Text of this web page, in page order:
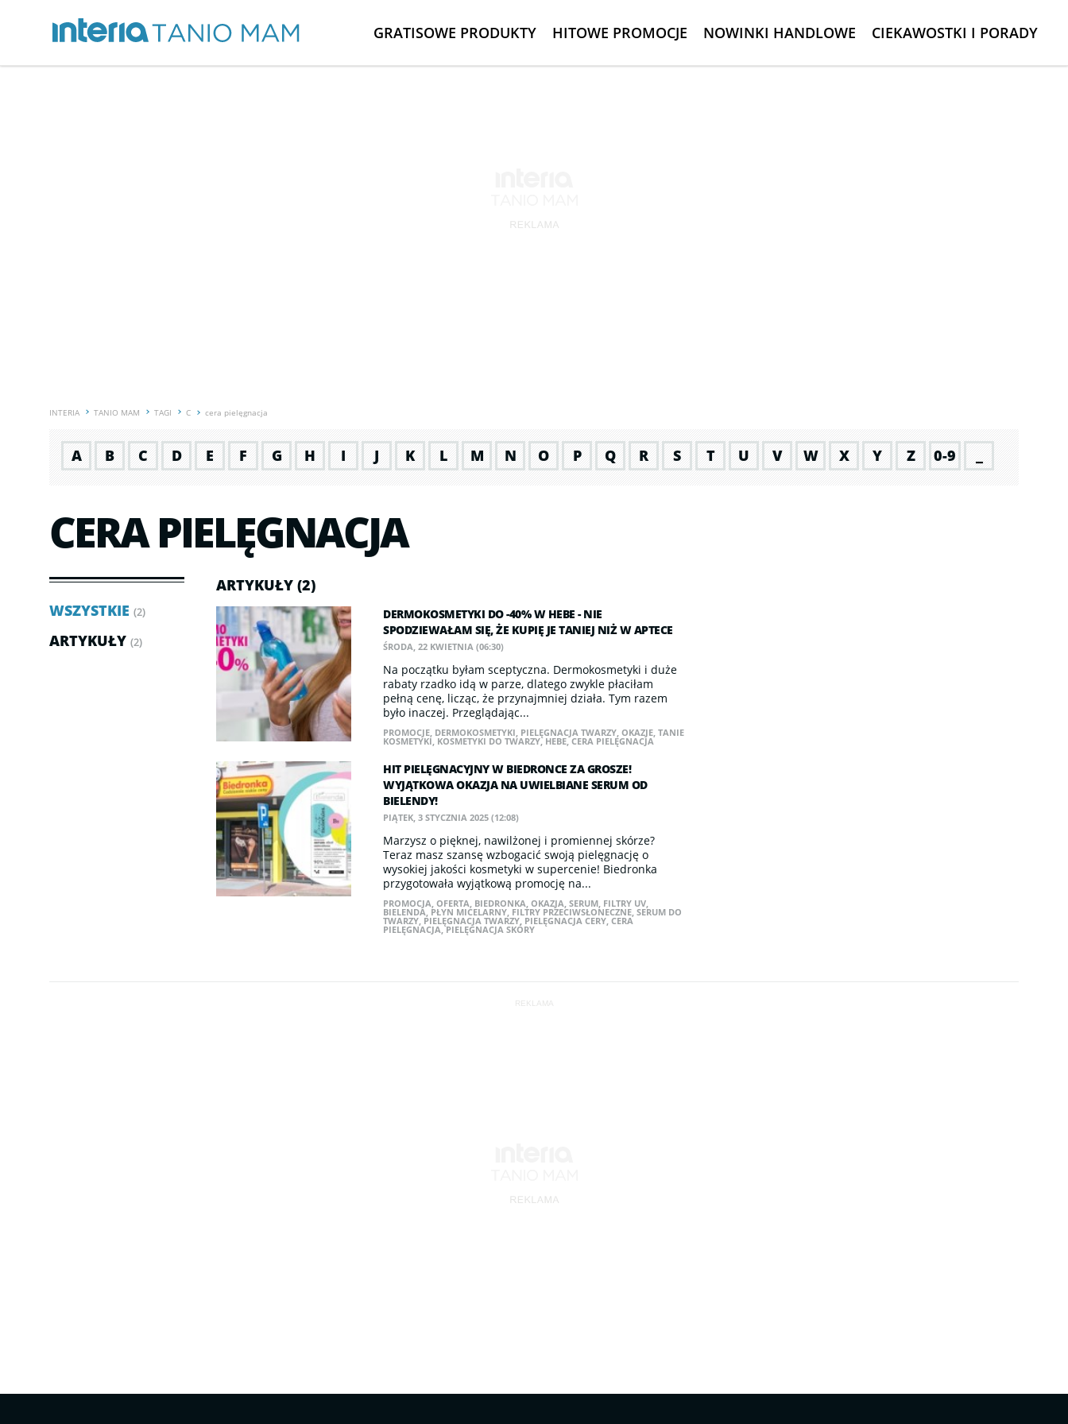
GRATISOWE PRODUKTY HITOWE PROMOCJE NOWINKI HANDLOWE CIEKAWOSTKI I PORADY
INTERIA TANIO MAM TAGI C cera pielęgnacja
A B C D E F G H I J K L M N O P Q R S T U V W X Y Z 0-9
CERA PIELĘGNACJA
WSZYSTKIE (2)
ARTYKUŁY (2)
ARTYKUŁY (2)
DERMOKOSMETYKI DO -40% W HEBE - NIE
SPODZIEWAŁAM SIĘ, ŻE KUPIĘ JE TANIEJ NIŻ W APTECE
ŚRODA, 22 KWIETNIA (06:30)
Na początku byłam sceptyczna. Dermokosmetyki i duże
rabaty rzadko idą w parze, dlatego zwykle płaciłam
pełną cenę, licząc, że przynajmniej działa. Tym razem
było inaczej. Przeglądając...
PROMOCJE, DERMOKOSMETYKI, PIELĘGNACJA TWARZY, OKAZJE, TANIE
KOSMETYKI, KOSMETYKI DO TWARZY, HEBE,CERA PIELĘGNACJA
HIT PIELĘGNACYJNY W BIEDRONCE ZA GROSZE!
WYJĄTKOWA OKAZJA NA UWIELBIANE SERUM OD
BIELENDY!
PIĄTEK, 3 STYCZNIA 2025 (12:08)
Marzysz o pięknej, nawilżonej i promiennej skórze?
Teraz masz szansę wzbogacić swoją pielęgnację o
wysokiej jakości kosmetyki w supercenie! Biedronka
przygotowała wyjątkową promocję na...
PROMOCJA, OFERTA, BIEDRONKA, OKAZJA, SERUM, FILTRY UV,
BIELENDA, PŁYN MICELARNY, FILTRY PRZECIWSŁONECZNE, SERUM DO
TWARZY, PIELĘGNACJA TWARZY, PIELĘGNACJA CERY, CERA
PIELĘGNACJA,PIELĘGNACJA SKÓRY
REKLAMA